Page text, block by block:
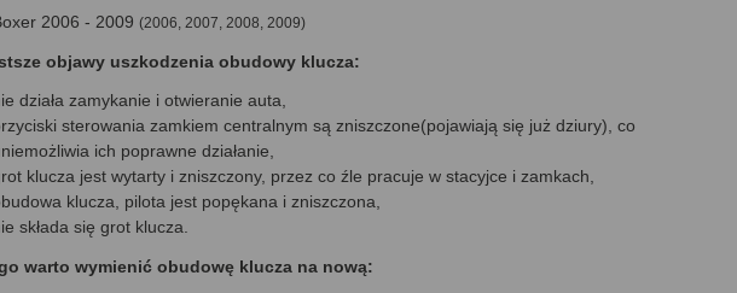
2006 - 2009 (2006, 2007, 2008, 2009)
objawy uszkodzenia obudowy klucza:
działa zamykanie i otwieranie auta,
sterowania zamkiem centralnym są zniszczone(pojawiają się już dziury), co
ich poprawne działanie,
klucza jest wytarty i zniszczony, przez co źle pracuje w stacyjce i zamkach,
klucza, pilota jest popękana i zniszczona,
składa się grot klucza.
warto wymienić obudowę klucza na nową: